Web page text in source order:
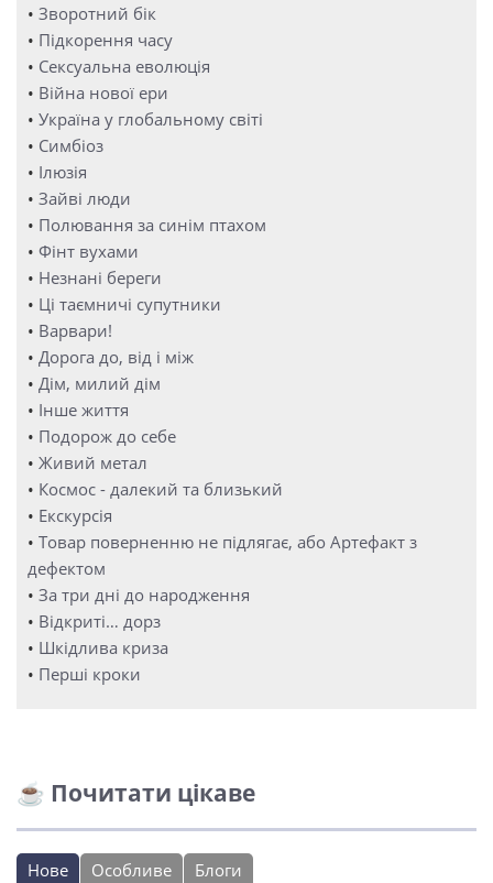
• Зворотний бік
• Підкорення часу
• Сексуальна еволюція
• Війна нової ери
• Україна у глобальному світі
• Симбіоз
• Ілюзія
• Зайві люди
• Полювання за синім птахом
• Фінт вухами
• Незнані береги
• Ці таємничі супутники
• Варвари!
• Дорога до, від і між
• Дім, милий дім
• Інше життя
• Подорож до себе
• Живий метал
• Космос - далекий та близький
• Екскурсія
• Товар поверненню не підлягає, або Артефакт з
дефектом
• За три дні до народження
• Відкриті… дорз
• Шкідлива криза
• Перші кроки
☕ Почитати цікаве
Нове Особливе Блоги